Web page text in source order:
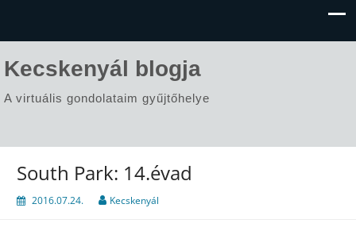
Kecskenyál blogja
A virtuális gondolataim gyűjtőhelye
South Park: 14.évad
2016.07.24. Kecskenyál